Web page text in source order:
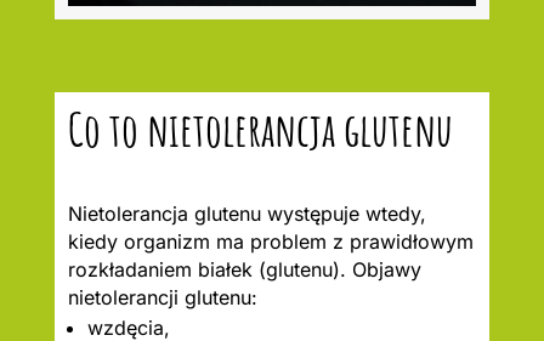
Co to nietolerancja glutenu
Nietolerancja glutenu występuje wtedy,
kiedy organizm ma problem z prawidłowym
rozkładaniem białek (glutenu). Objawy
nietolerancji glutenu:
wzdęcia,